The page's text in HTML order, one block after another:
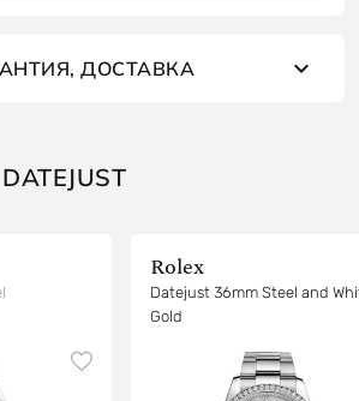
ДОСТАВКА
Rolex
Datejust 36mm Steel and
Gold